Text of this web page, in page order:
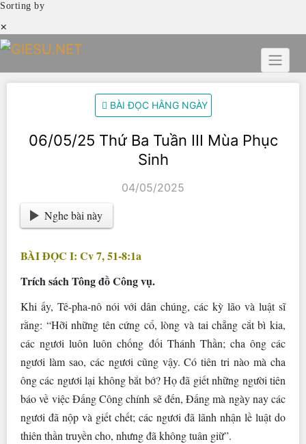
Sorting by
×
Skip
content
BÀI ĐỌC HẰNG NGÀY
06/05/25 Thứ Ba Tuần III Mùa Phục
Sinh
04/05/2025
Nghe bài này
BÀI ĐỌC I: Cv 7, 51-8:1a
Trích sách Tông đồ Công vụ.
Khi ấy, Tê-pha-nô nói với dân chúng, các kỳ lão và luật sĩ
rằng: “Hỡi những tên cứng cổ, lòng và tai chẳng cắt bì kia,
các ngươi luôn luôn chống đối Thánh Thần; cha ông các
ngươi làm sao, các ngươi cũng vậy. Có tiên tri nào mà cha
ông các ngươi lại không bắt bớ? Họ đã giết những người tiên
báo về việc Ðấng Công chính sẽ đến, Ðấng mà ngày nay các
ngươi đã nộp và giết chết; các ngươi đã lãnh nhận lề luật do
thiên thần truyền cho, nhưng đã không tuân giữ”.